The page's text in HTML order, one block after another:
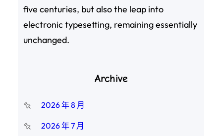
five centuries, but also the leap into
electronic typesetting, remaining essentially
unchanged.
Archive
2026 年 8 月
2026 年 7 月